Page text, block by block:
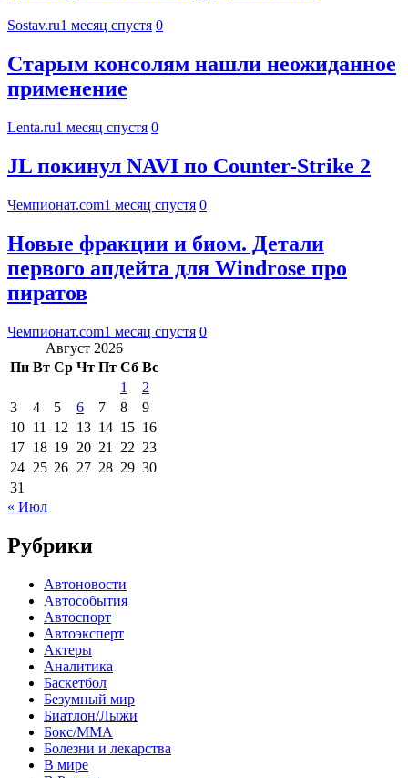
Sostav.ru1 месяц спустя 0
Старым консолям нашли неожиданное
применение
Lenta.ru1 месяц спустя 0
JL покинул NAVI по Counter-Strike 2
Чемпионат.com1 месяц спустя 0
Новые фракции и биом. Детали
первого апдейта для Windrose про
пиратов
Чемпионат.com1 месяц спустя 0
Август 2026
Пн Вт Ср Чт Пт Сб Вс
1
2
3
4 5 6 7 8
9
10 11 12 13 14 15 16
17 18 19 20 21 22 23
24 25 26 27 28 29 30
31
« Июл
Рубрики
Автоновости
Автособытия
Автоспорт
Автоэксперт
Актеры
Аналитика
Баскетбол
Безумный мир
Биатлон/Лыжи
Бокс/MMA
Болезни и лекарства
В мире